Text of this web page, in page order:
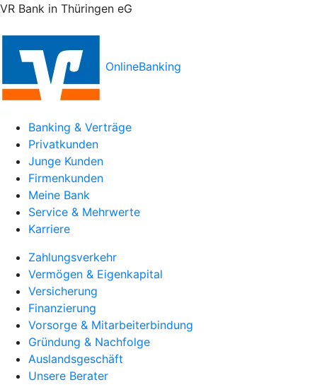
VR Bank in Thüringen eG
OnlineBanking
Banking & Verträge
Privatkunden
Junge Kunden
Firmenkunden
Meine Bank
Service & Mehrwerte
Karriere
Zahlungsverkehr
Vermögen & Eigenkapital
Versicherung
Finanzierung
Vorsorge & Mitarbeiterbindung
Gründung & Nachfolge
Auslandsgeschäft
Unsere Berater